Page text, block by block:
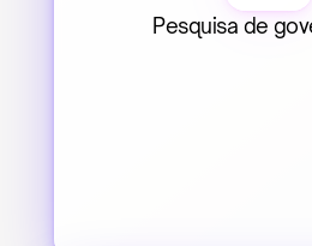
Pesquisa de